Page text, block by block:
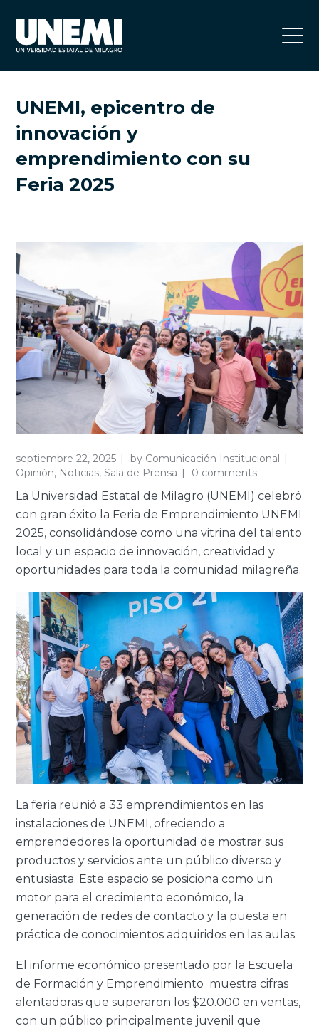
UNEMI, epicentro de
innovación y
emprendimiento con su
Feria 2025
septiembre 22, 2025 by Comunicación Institucional
Opinión, Noticias, Sala de Prensa 0 comments
La Universidad Estatal de Milagro (UNEMI) celebró
con gran éxito la Feria de Emprendimiento UNEMI
2025, consolidándose como una vitrina del talento
local y un espacio de innovación, creatividad y
oportunidades para toda la comunidad milagreña.
La feria reunió a 33 emprendimientos en las
instalaciones de UNEMI, ofreciendo a
emprendedores la oportunidad de mostrar sus
productos y servicios ante un público diverso y
entusiasta. Este espacio se posiciona como un
motor para el crecimiento económico, la
generación de redes de contacto y la puesta en
práctica de conocimientos adquiridos en las aulas.
El informe económico presentado por la Escuela
de Formación y Emprendimiento muestra cifras
alentadoras que superaron los $20.000 en ventas,
con un público principalmente juvenil que